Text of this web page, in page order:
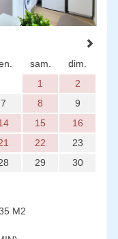
sam.
dim.
1
2
7 8
9
15
16
22
23
29
30
M2